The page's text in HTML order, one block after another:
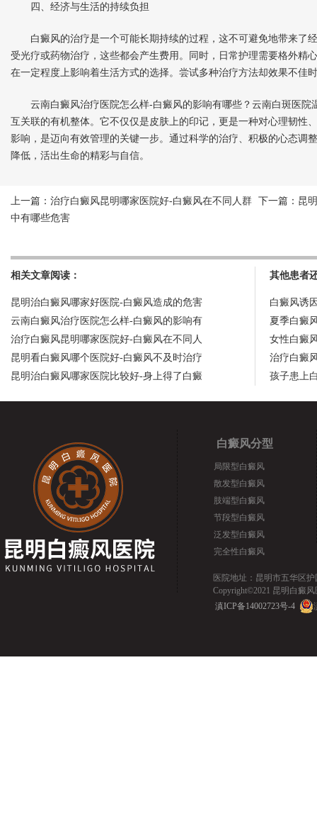
四、经济与生活的持续负担
白癜风的治疗是一个可能长期持续的过程，这不可避免地带来了
受光疗或药物治疗，这些都会产生费用。同时，日常护理需要格外精
在一定程度上影响着生活方式的选择。尝试多种治疗方法却效果不佳
云南白癜风治疗医院怎么样-白癜风的影响有哪些？云南白斑医院
互关联的有机整体。它不仅仅是皮肤上的印记，更是一种对心理韧性
影响，是迈向有效管理的关键一步。通过科学的治疗、积极的心态调
降低，活出生命的精彩与自信。
上一篇： 治疗白癜风昆明哪家医院好-白癜风在不同人群
中有哪些危害
下一篇： 昆
相关文章阅读：
昆明治白癜风哪家好医院-白癜风造成的危害
云南白癜风治疗医院怎么样-白癜风的影响有
治疗白癜风昆明哪家医院好-白癜风在不同人
昆明看白癜风哪个医院好-白癜风不及时治疗
昆明治白癜风哪家医院比较好-身上得了白癜
其他患者
白癜风诱
夏季白癜
女性白癜
治疗白癜
孩子患上
白癜风分型
局限型白癜风
散发型白癜风
肢端型白癜风
节段型白癜风
泛发型白癜风
完全性白癜风
医院地址：昆明市五华区护
Copyright©2021 昆明白癜风
滇ICP备14002723号-4